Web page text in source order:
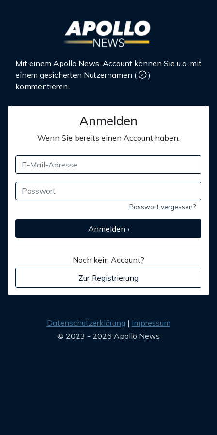
Mit einem Apollo News-Account können Sie u.a. mit
einem gesicherten Nutzernamen (
)
kommentieren.
Anmelden
Wenn Sie bereits einen Account haben:
Passwort vergessen?
Anmelden ›
Noch kein Account?
Zur Registrierung
Datenschutzerklärung
Impressum
© 2023 - 2026 Apollo News